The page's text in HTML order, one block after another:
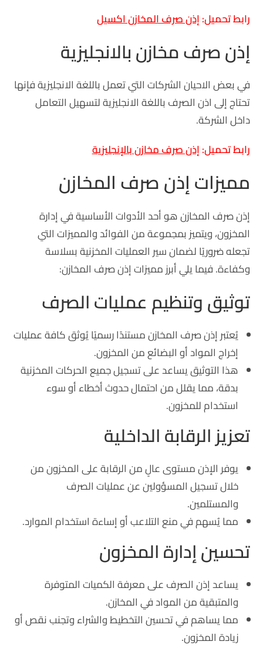
رابط تحميل:إذن صرف المخازن اكسيل
إذن صرف مخازن بالانجليزية
في بعض الاحيان الشركات التي تعمل باللغة الانجليزية فإنها
تحتاج إلى اذن الصرف باللغة الانجليزية لتسهيل التعامل
داخل الشركة.
رابط تحميل:إذن صرف مخازن بالإنجليزية
مميزات إذن صرف المخازن
إذن صرف المخازن هو أحد الأدوات الأساسية في إدارة
المخزون، ويتميز بمجموعة من الفوائد والمميزات التي
تجعله ضروريًا لضمان سير العمليات المخزنية بسلاسة
وكفاءة. فيما يلي أبرز مميزات إذن صرف المخازن:
توثيق وتنظيم عمليات الصرف
يُعتبر إذن صرف المخازن مستندًا رسميًا يُوثق كافة عمليات
إخراج المواد أو البضائع من المخزون.
هذا التوثيق يساعد على تسجيل جميع الحركات المخزنية
بدقة، مما يقلل من احتمال حدوث أخطاء أو سوء
استخدام للمخزون.
تعزيز الرقابة الداخلية
يوفر الإذن مستوى عالٍ من الرقابة على المخزون من
خلال تسجيل المسؤولين عن عمليات الصرف
والمستلمين.
مما يُسهم في منع التلاعب أو إساءة استخدام الموارد.
تحسين إدارة المخزون
يساعد إذن الصرف على معرفة الكميات المتوفرة
والمتبقية من المواد في المخازن.
مما يساهم في تحسين التخطيط والشراء وتجنب نقص أو
زيادة المخزون.